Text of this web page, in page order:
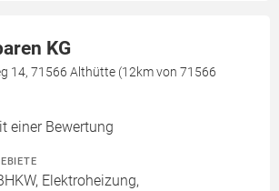
KG
14, 71566 Althütte (12km von 71566
einer Bewertung
Elektroheizung,